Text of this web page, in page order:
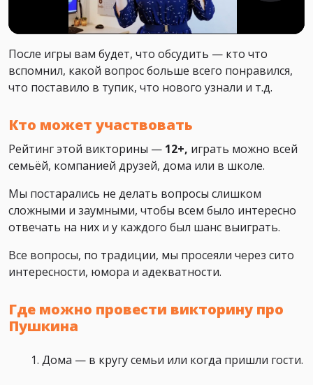
После игры вам будет, что обсудить — кто что
вспомнил, какой вопрос больше всего понравился,
что поставило в тупик, что нового узнали и т.д.
Кто может участвовать
Рейтинг этой викторины — 12+, играть можно всей
семьёй, компанией друзей, дома или в школе.
Мы постарались не делать вопросы слишком
сложными и заумными, чтобы всем было интересно
отвечать на них и у каждого был шанс выиграть.
Все вопросы, по традиции, мы просеяли через сито
интересности, юмора и адекватности.
Где можно провести викторину про
Пушкина
Дома — в кругу семьи или когда пришли гости.